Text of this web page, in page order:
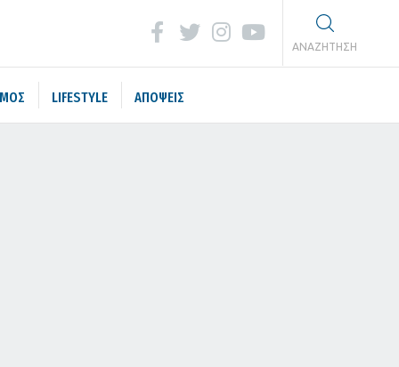
ΑΝΑΖΗΤΗΣΗ
LIFESTYLE ΑΠΟΨΕΙΣ